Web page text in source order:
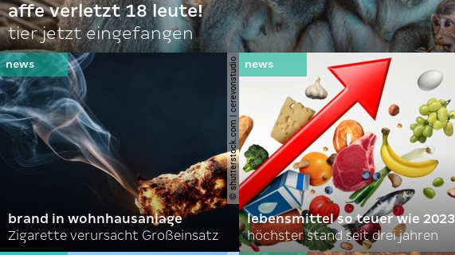
affe verletzt 18 leute!
tier jetzt eingefangen
© shutterstock.com | cerevonstudio
brand in wohnhausanlage
Zigarette verursacht Großeinsatz
lebensmittel so teuer wie 2023
höchster stand seit drei jahren